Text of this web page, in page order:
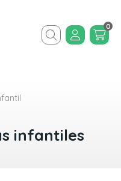
Buscar
0
infantiles